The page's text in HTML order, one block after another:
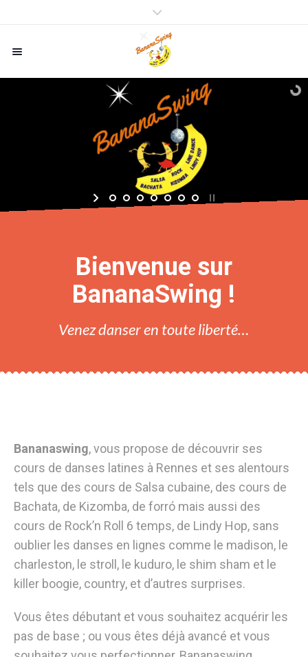
Bienvenue sur
BananaSwing !
Venez danser en toute liberté…
Bananaswing, vous propose de découvrir ses
cours de danses latines à Rennes et ses alentours
tels que des cours de Salsa cubaine, des cours de
Bachata, de Kizomba, de forró mais aussi des
cours de Rock’n Roll 6 temps, de Lindy Hop, sans
oublier les danses en lignes comme le madison, le
charleston, le stroll, le kuduro, le shim sham et le
killer boogie, country, et d’autres surprises.
Vous êtes débutant et vous souhaitez acquérir les
pas de base ; ou vous êtes déjà avancé et vous